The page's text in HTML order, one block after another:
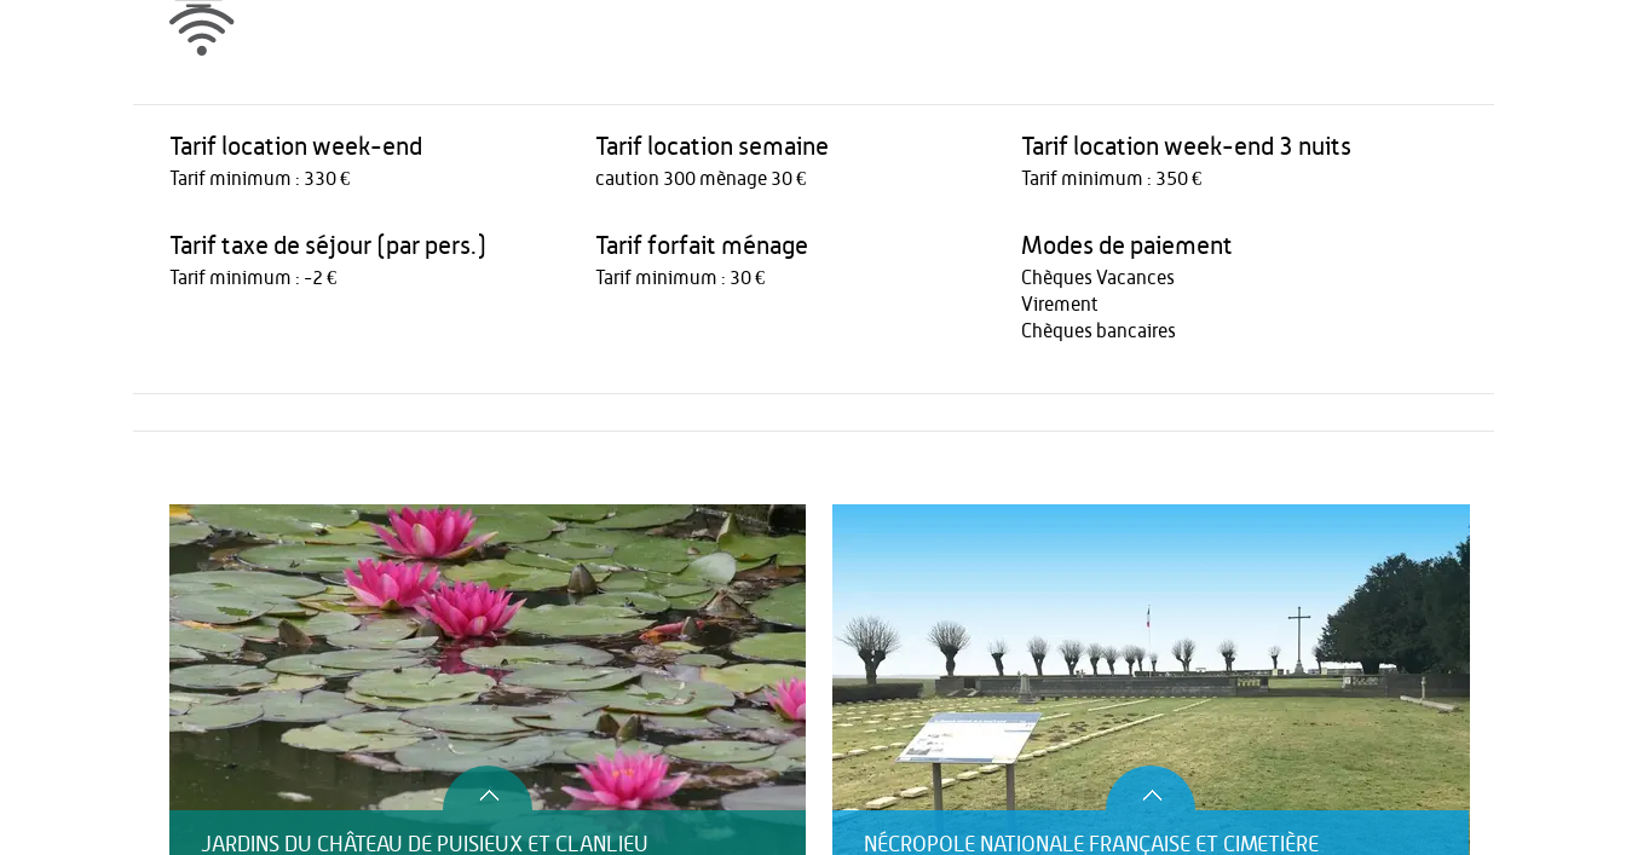
Tarif location week-end
Tarif minimum : 330 €
Tarif location semaine
caution 300 mènage 30 €
Tarif location week-end 3 nuits
Tarif minimum : 350 €
Tarif taxe de séjour (par pers.)
Tarif minimum : -2 €
Tarif forfait ménage
Tarif minimum : 30 €
Modes de paiement
Chèques Vacances
Virement
Chèques bancaires
JARDINS DU CHÂTEAU DE PUISIEUX ET CLANLIEU NÉCROPOLE NATIONALE FRANÇAISE ET CIMETIÈRE